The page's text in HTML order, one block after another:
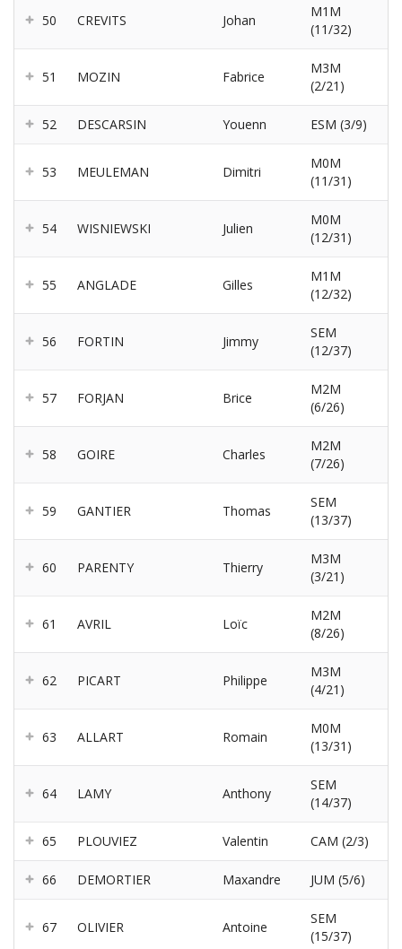
50 CREVITS Johan
M1M
(11/32)
51 MOZIN Fabrice
M3M
(2/21)
52 DESCARSIN Youenn ESM (3/9)
53 MEULEMAN Dimitri
M0M
(11/31)
54 WISNIEWSKI Julien
M0M
(12/31)
55 ANGLADE Gilles
M1M
(12/32)
56 FORTIN Jimmy
SEM
(12/37)
57 FORJAN Brice
M2M
(6/26)
58 GOIRE Charles
M2M
(7/26)
59 GANTIER Thomas
SEM
(13/37)
60 PARENTY Thierry
M3M
(3/21)
61 AVRIL Loïc
M2M
(8/26)
62 PICART Philippe
M3M
(4/21)
63 ALLART Romain
M0M
(13/31)
64 LAMY Anthony
SEM
(14/37)
65 PLOUVIEZ Valentin CAM (2/3)
66 DEMORTIER Maxandre JUM (5/6)
67 OLIVIER Antoine
SEM
(15/37)